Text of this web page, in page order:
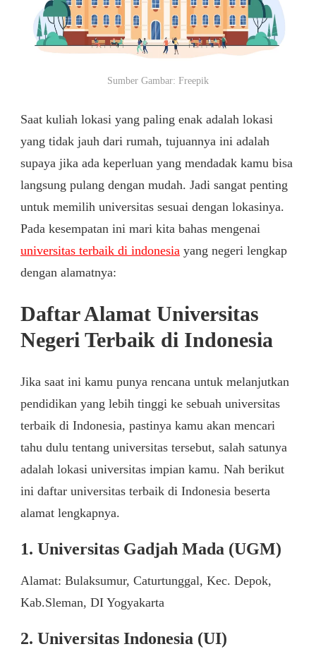
Sumber Gambar: Freepik
Saat kuliah lokasi yang paling enak adalah lokasi
yang tidak jauh dari rumah, tujuannya ini adalah
supaya jika ada keperluan yang mendadak kamu bisa
langsung pulang dengan mudah. Jadi sangat penting
untuk memilih universitas sesuai dengan lokasinya.
Pada kesempatan ini mari kita bahas mengenai
universitas terbaik di indonesia yang negeri lengkap
dengan alamatnya:
Daftar Alamat Universitas
Negeri Terbaik di Indonesia
Jika saat ini kamu punya rencana untuk melanjutkan
pendidikan yang lebih tinggi ke sebuah universitas
terbaik di Indonesia, pastinya kamu akan mencari
tahu dulu tentang universitas tersebut, salah satunya
adalah lokasi universitas impian kamu. Nah berikut
ini daftar universitas terbaik di Indonesia beserta
alamat lengkapnya.
1. Universitas Gadjah Mada (UGM)
Alamat: Bulaksumur, Caturtunggal, Kec. Depok,
Kab.Sleman, DI Yogyakarta
2. Universitas Indonesia (UI)